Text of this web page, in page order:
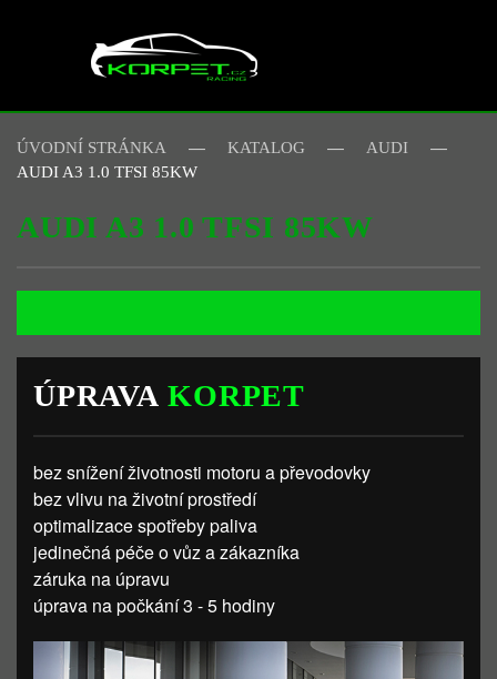
Skip to main content
ÚVODNÍ STRÁNKA KATALOG
AUDI
AUDI A3 1.0 TFSI 85KW
AUDI A3 1.0 TFSI 85KW
ÚPRAVAKORPET
bez snížení životnosti motoru a převodovky
bez vlivu na životní prostředí
optimalizace spotřeby paliva
jedinečná péče o vůz a zákazníka
záruka na úpravu
úprava na počkání 3 - 5 hodiny